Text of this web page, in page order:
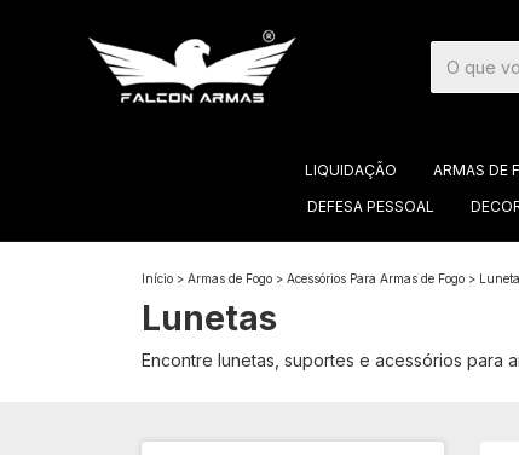
LIQUIDAÇÃO ARMAS DE
DEFESA PESSOAL
Início > Armas de Fogo > Acessórios Para Armas de Fogo >
Lunetas
Encontre lunetas, suportes e acessórios para